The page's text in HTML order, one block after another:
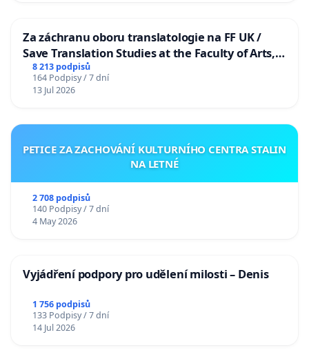
Za záchranu oboru translatologie na FF UK /
Save Translation Studies at the Faculty of Arts,
Charles University
8 213 podpisů
164 Podpisy / 7 dní
13 Jul 2026
PETICE ZA ZACHOVÁNÍ KULTURNÍHO CENTRA STALIN
NA LETNÉ
2 708 podpisů
140 Podpisy / 7 dní
4 May 2026
Vyjádření podpory pro udělení milosti – Denis
1 756 podpisů
133 Podpisy / 7 dní
14 Jul 2026